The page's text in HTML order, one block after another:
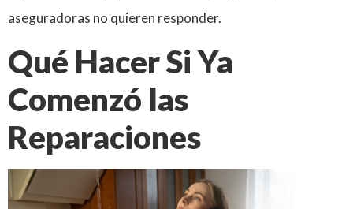
aseguradoras no quieren responder.
Qué Hacer Si Ya
Comenzó las
Reparaciones